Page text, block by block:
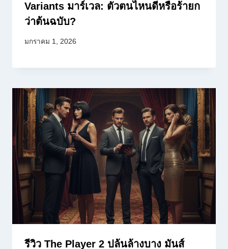
Variants มาร์เวล: ตัวตนไหนดีหรือร้ายก
ว่าต้นฉบับ?
มกราคม 1, 2026
รีวิว The Player 2 ปล้นล้างบาง มันส์